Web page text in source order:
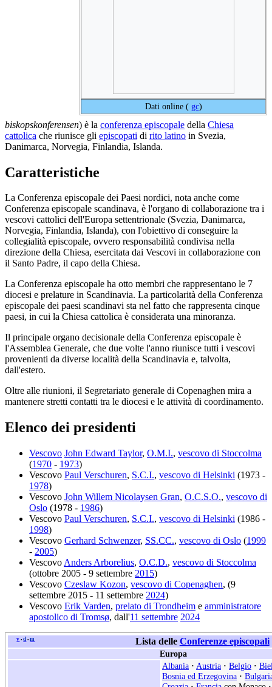
Dati online ( gc)
biskopskonferensen) è la conferenza episcopale della Chiesa
cattolica che riunisce gli episcopati di rito latino in Svezia,
Danimarca, Norvegia, Finlandia, Islanda.
Caratteristiche
La Conferenza episcopale dei Paesi nordici, nota anche come
Conferenza episcopale scandinava, è l'organo di collaborazione tra i
vescovi cattolici dell'Europa settentrionale (Svezia, Danimarca,
Norvegia, Finlandia, Islanda), con l'obiettivo di conseguire la
collegialità episcopale, ovvero responsabilità condivisa nella
direzione della Chiesa, esercitata dai Vescovi in ​​collaborazione con
il Santo Padre, il capo della Chiesa.
La Conferenza episcopale ha otto membri che rappresentano le 7
diocesi e prelature in Scandinavia. La particolarità della Conferenza
episcopale dei paesi scandinavi sta nel fatto che rappresenta cinque
paesi, in cui la Chiesa cattolica è considerata una minoranza.
Il principale organo decisionale della Conferenza episcopale è
l'Assemblea Generale, che due volte l'anno riunisce tutti i vescovi
provenienti da diverse località della Scandinavia e, talvolta,
dall'estero.
Oltre alle riunioni, il Segretariato generale di Copenaghen mira a
mantenere stretti contatti tra le diocesi e le attività di coordinamento.
Elenco dei presidenti
Vescovo John Edward Taylor, O.M.I., vescovo di Stoccolma
(1970 - 1973)
Vescovo Paul Verschuren, S.C.I., vescovo di Helsinki (1973 -
1978)
Vescovo John Willem Nicolaysen Gran, O.C.S.O., vescovo di
Oslo (1978 - 1986)
Vescovo Paul Verschuren, S.C.I., vescovo di Helsinki (1986 -
1998)
Vescovo Gerhard Schwenzer, SS.CC., vescovo di Oslo (1999
- 2005)
Vescovo Anders Arborelius, O.C.D., vescovo di Stoccolma
(ottobre 2005 - 9 settembre 2015)
Vescovo Czeslaw Kozon, vescovo di Copenaghen, (9
settembre 2015 - 11 settembre 2024)
Vescovo Erik Varden, prelato di Trondheim e amministratore
apostolico di Tromsø, dall'11 settembre 2024
v • d • m Lista delle Conferenze episcopali
Europa
Albania · Austria · Belgio ·
Bosnia ed Erzegovina ·